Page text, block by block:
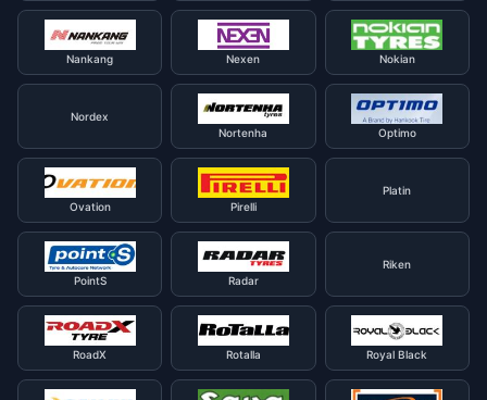
Nankang Nexen Nokian
Nordex
Nortenha
Optimo
Ovation Pirelli
Platin
PointS Radar
Riken
RoadX Rotalla Royal Black